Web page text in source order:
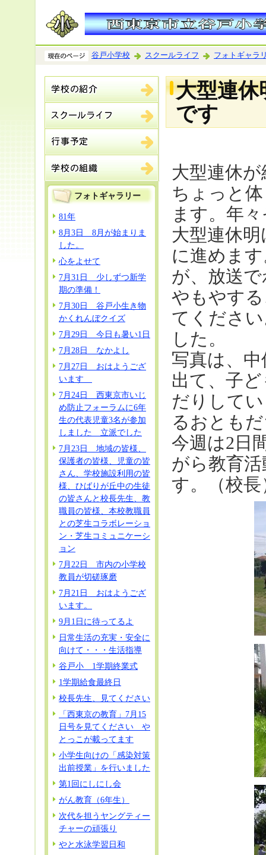
谷戸小学校 スクールライフ フォトギャラ
フォトギャラリー
81年
8月3日 8月が始まりま
した。
心をよせて
7月31日 少しずつ新学
期の準備！
7月30日 谷戸小生き物
かくれんぼクイズ
7月29日 今日も暑い1日
7月28日 なかよし
7月27日 おはようござ
います
7月24日 西東京市いじ
め防止フォーラムに6年
生の代表児童3名が参加
しました 立派でした
7月23日 地域の皆様、
保護者の皆様、児童の皆
さん、学校施設利用の皆
様、ひばりが丘中の生徒
の皆さんと校長先生、教
職員の皆様、本校教職員
との芝生コラボレーショ
ン・芝生コミュニケーシ
ョン
7月22日 市内の小学校
教員が切磋琢磨
7月21日 おはようござ
います。
9月1日に待ってるよ
日常生活の充実・安全に
向けて・・・生活指導
谷戸小 1学期終業式
1学期給食最終日
校長先生、見てください
「西東京の教育」7月15
日号を見てください や
とっこが載ってます
小学生向けの「感染対策
出前授業」を行いました
第1回にしにし会
がん教育（6年生）
次代を担うヤングティー
チャーの頑張り
やと水泳学習日和
大型連
です
大型連休
ちょっと
ます。年
大型連休
に進めま
が、放送
やもやす
てくださ
した。
写真は、
出て、子
だりして
るおとも
今週は2日
がら教育
す。（校長